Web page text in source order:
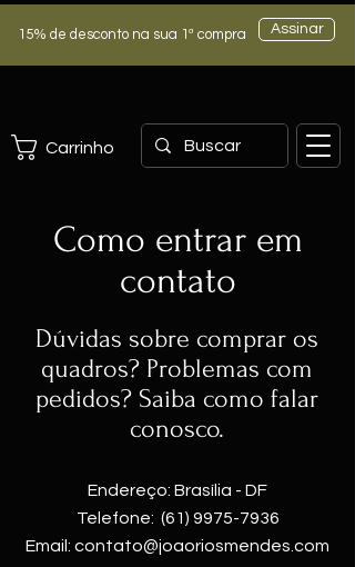
15% de desconto na sua 1ª compra Assinar
Carrinho
Como entrar em
contato
Dúvidas sobre comprar os
quadros? Problemas com
pedidos? Saiba como falar
conosco.
Endereço: Brasília - DF
Telefone: (61) 9975-7936
Email: contato@joaoriosmendes.com